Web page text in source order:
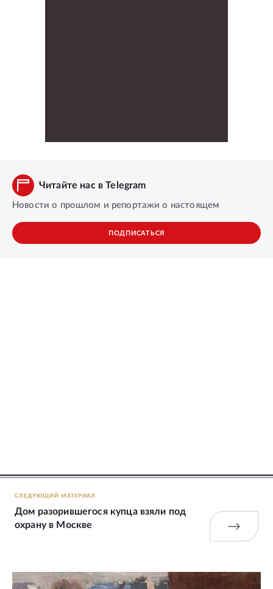
Читайте нас в Telegram
Новости о прошлом и репортажи о настоящем
ПОДПИСАТЬСЯ
СЛЕДУЮЩИЙ МАТЕРИАЛ
Дом разорившегося купца взяли под
охрану в Москве